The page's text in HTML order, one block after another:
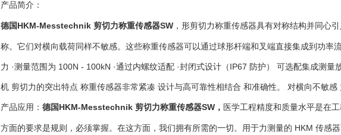
产品简介：
德国 HKM-Messtechnik 剪切力称重传感器SW ， 形剪切力称重传感器具有对称结构并同心
称。它们对横向载荷同样不敏感。这些称重传感器可以通过球形杆端和叉端直接集成到功率流
力 ·测量范围为 100N - 100kN ·通过内螺纹适配 ·封闭式设计（IP67 防护） 可选配集成测量
机 剪切力的突出特点 称重传感器非常紧凑 设计与高可靠性相结合 和准确性。 对横向不敏感
产品应用： 德国 HKM-Messtechnik 剪切力称重传感器SW ， 医学工程精度和质量水平是在
方面的要求是规则，必须掌握。在这方面，我们拥有所需的一切。用于力测量的 HKM 传感